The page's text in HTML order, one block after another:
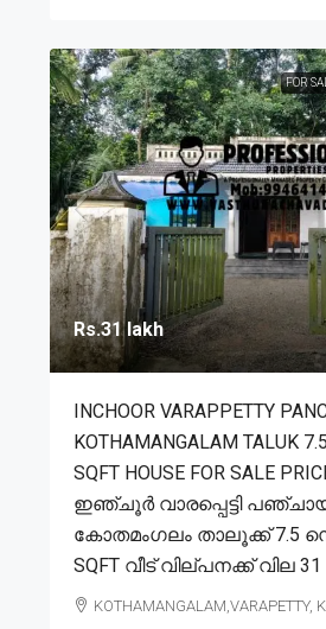
FOR
Rs.31 lakh
INCHOOR VARAPPETTY
KOTHAMANGALAM TALUK
SQFT HOUSE FOR SALE
ഇഞ്ചൂർ വാരപ്പെട്ടി
കോതമംഗലം താലൂക്ക് 7.5
SQFT വീട് വില്പനക്ക് വില